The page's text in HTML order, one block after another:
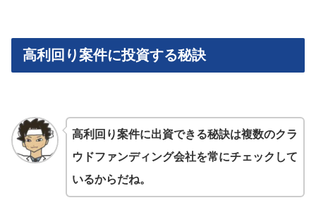
高利回り案件に投資する秘訣
高利回り案件に出資できる秘訣は複数のクラ
ウドファンディング会社を常にチェックして
いるからだね。